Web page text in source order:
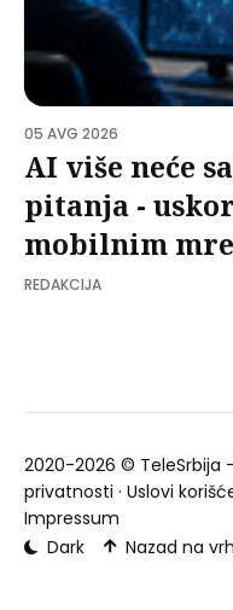
05 AVG 2026
AI više neće
pitanja -
mobilnim
REDAKCIJA
2020-2026 © TeleSrbija
privatnosti · Uslovi
Impressum
Dark
Nazad na vrh